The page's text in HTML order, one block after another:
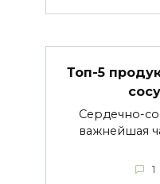
Топ-5
Сердечно-
важнейшая
1